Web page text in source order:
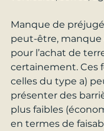
Manque de
peut-être, manque
pour l’achat de
certainement. Ces
celles du type a)
présenter des
plus faibles
en termes de